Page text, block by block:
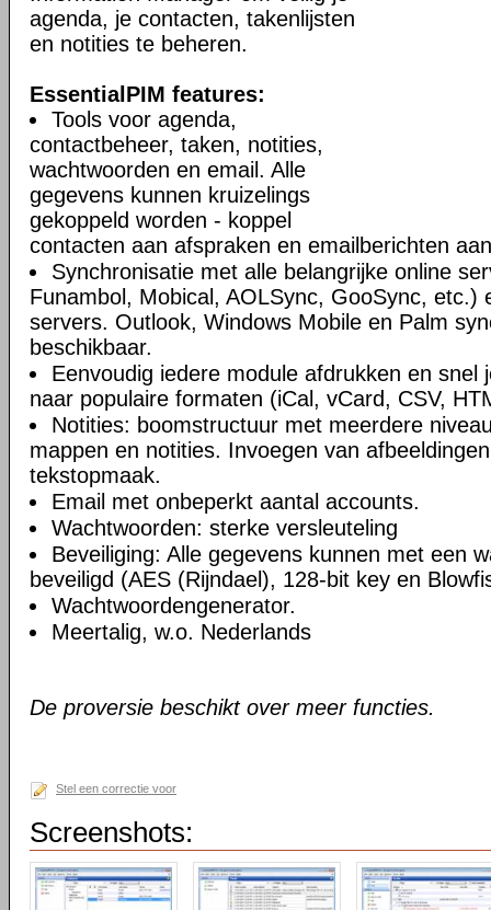
agenda, je contacten, takenlijsten
en notities te beheren.
EssentialPIM features:
Tools voor agenda,
contactbeheer, taken, notities,
wachtwoorden en email. Alle
gegevens kunnen kruizelings
gekoppeld worden - koppel
contacten aan afspraken en emailberichten
Synchronisatie met alle belangrijke online
Funambol, Mobical, AOLSync, GooSync, etc.)
servers. Outlook, Windows Mobile en Palm
beschikbaar.
Eenvoudig iedere module afdrukken en snel
naar populaire formaten (iCal, vCard, CSV,
Notities: boomstructuur met meerdere
mappen en notities. Invoegen van
tekstopmaak.
Email met onbeperkt aantal accounts.
Wachtwoorden: sterke versleuteling
Beveiliging: Alle gegevens kunnen met een
beveiligd (AES (Rijndael), 128-bit key en
Wachtwoordengenerator.
Meertalig, w.o. Nederlands
De proversie beschikt over meer functies.
Stel een correctie voor
Screenshots: